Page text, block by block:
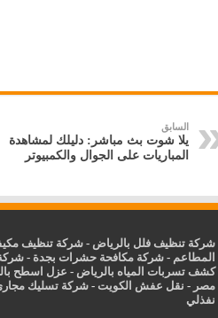
السابق
يلا شوت بث مباشر: دليلك لمشاهدة
المباريات على الجوال والكمبيوتر
شركة تنظيف فلل بالرياض -شركة تنظيف
المطاعم -شركة مكافحة حشرات بجدة -
كشف تسربات المياه بالرياض - عزل اسطح
مصر - نقل عفش الكويت -شركة تسليك
نفذلي